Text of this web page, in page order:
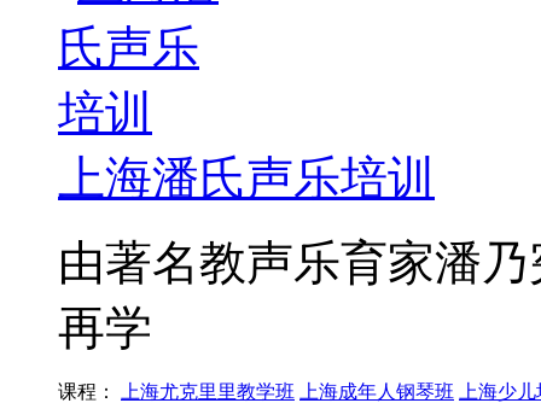
上海潘氏声乐培训
由著名教声乐育家潘
再学
课程： 上海尤克里里教学班 上海成年人钢琴班 上海少